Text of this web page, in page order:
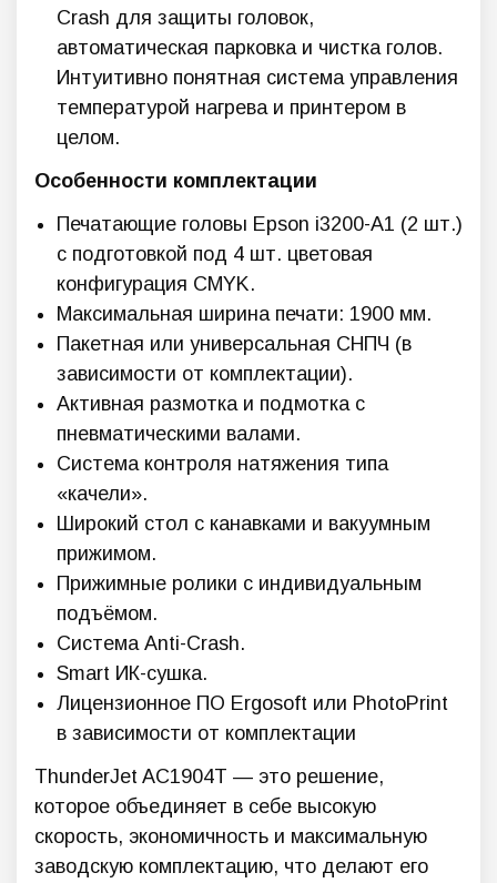
Crash для защиты головок,
автоматическая парковка и чистка голов.
Интуитивно понятная система управления
температурой нагрева и принтером в
целом.
Особенности комплектации
Печатающие головы Epson i3200-A1 (2 шт.)
с подготовкой под 4 шт. цветовая
конфигурация CMYK.
Максимальная ширина печати: 1900 мм.
Пакетная или универсальная СНПЧ (в
зависимости от комплектации).
Активная размотка и подмотка с
пневматическими валами.
Система контроля натяжения типа
«качели».
Широкий стол с канавками и вакуумным
прижимом.
Прижимные ролики с индивидуальным
подъёмом.
Система Anti-Crash.
Smart ИК-сушка.
Лицензионное ПО Ergosoft или PhotoPrint
в зависимости от комплектации
ThunderJet AC1904Т — это решение,
которое объединяет в себе высокую
скорость, экономичность и максимальную
заводскую комплектацию, что делают его